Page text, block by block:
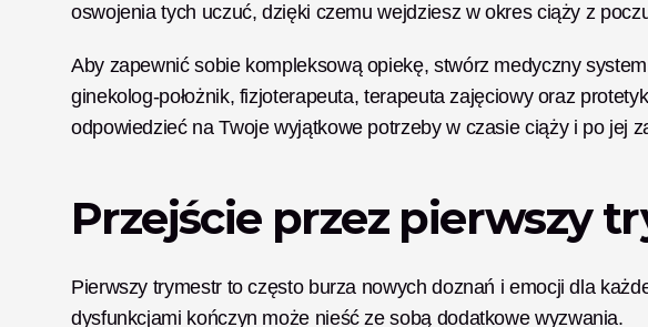
oswojenia tych uczuć, dzięki czemu wejdziesz w okres ciąży z
Aby zapewnić sobie kompleksową opiekę, stwórz medyczny
ginekolog-położnik, fizjoterapeuta, terapeuta zajęciowy oraz
odpowiedzieć na Twoje wyjątkowe potrzeby w czasie ciąży i po jej
Przejście przez pierwszy
Pierwszy trymestr to często burza nowych doznań i emocji dla
dysfunkcjami kończyn może nieść ze sobą dodatkowe wyzwania.